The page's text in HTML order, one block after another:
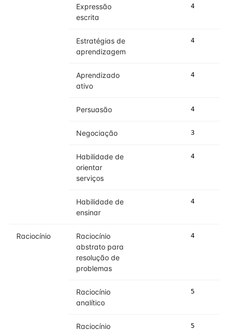
Expressão
escrita
4
Estratégias de
aprendizagem
4
Aprendizado
ativo
4
Persuasão 4
Negociação 3
Habilidade de
orientar
serviços
4
Habilidade de
ensinar
4
Raciocínio
Raciocínio
abstrato para
resolução de
problemas
4
Raciocínio
analítico
5
Raciocínio
5